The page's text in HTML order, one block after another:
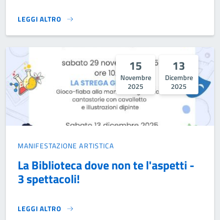
LEGGI ALTRO
CINEFORUM – “HER”}
15
Novembre
2025
13
Dicembre
2025
MANIFESTAZIONE ARTISTICA
La Biblioteca dove non te l'aspetti -
3 spettacoli!
LEGGI ALTRO
LA BIBLIOTECA DOVE NON TE L'ASPETTI - 3 SPETTACOLI!}